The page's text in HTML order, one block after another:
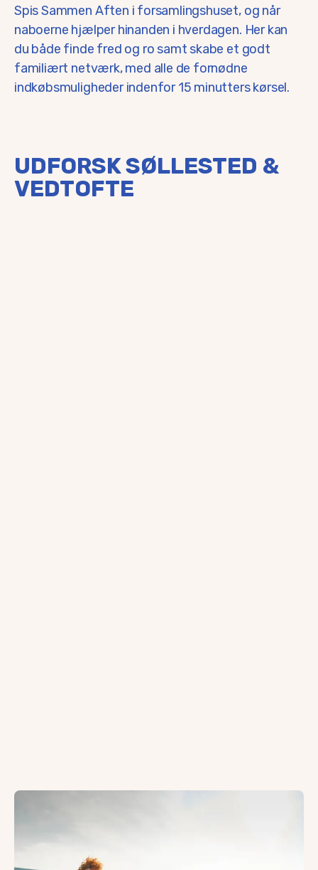
Spis Sammen Aften i forsamlingshuset, og når
naboerne hjælper hinanden i hverdagen. Her kan
du både finde fred og ro samt skabe et godt
familiært netværk, med alle de fornødne
indkøbsmuligheder indenfor 15 minutters kørsel.
UDFORSK SØLLESTED &
VEDTOFTE
Uddannelse
Vestfyns Gymnasium har STX og Det Blå Gymnasium